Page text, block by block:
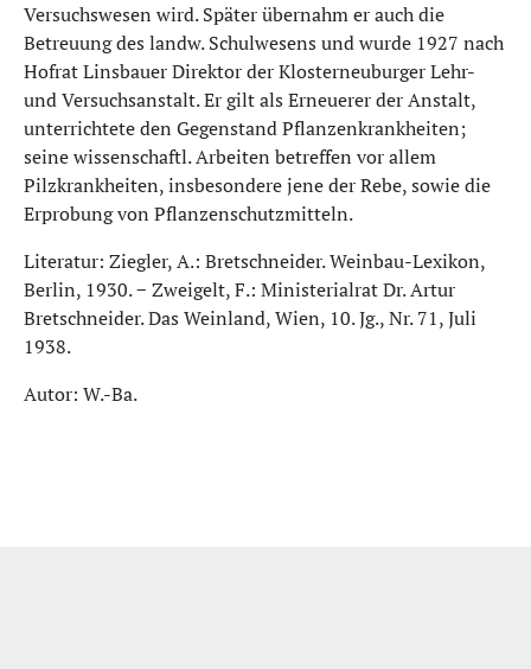
Versuchswesen wird. Später übernahm er auch die
Betreuung des landw. Schulwesens und wurde 1927 nach
Hofrat Linsbauer Direktor der Klosterneuburger Lehr-
und Versuchsanstalt. Er gilt als Erneuerer der Anstalt,
unterrichtete den Gegenstand Pflanzenkrankheiten;
seine wissenschaftl. Arbeiten betreffen vor allem
Pilzkrankheiten, insbesondere jene der Rebe, sowie die
Erprobung von Pflanzenschutzmitteln.
Literatur: Ziegler, A.: Bretschneider. Weinbau-Lexikon,
Berlin, 1930. − Zweigelt, F.: Ministerialrat Dr. Artur
Bretschneider. Das Weinland, Wien, 10. Jg., Nr. 71, Juli
1938.
Autor: W.-Ba.